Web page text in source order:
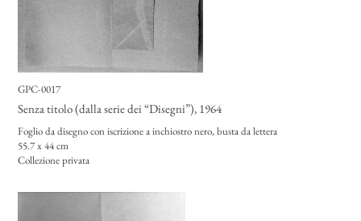
GPC-0017
Senza titolo (dalla serie dei “Disegni”), 1964
Foglio da disegno con iscrizione a inchiostro nero, busta da lettera
55.7 x 44 cm
Collezione privata